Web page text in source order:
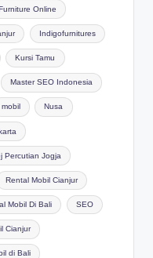
Online
Indigofurnitures
Kursi Tamu
Master SEO Indonesia
mobil Nusa
Percutian Jogja
Rental Mobil Cianjur
Mobil Di Bali SEO
Cianjur
di Bali